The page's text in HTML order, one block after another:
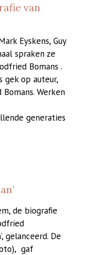
van
Eyskens, Guy
spraken ze
Bomans .
gek op auteur,
Werken
generaties
de biografie
gelanceerd. De
gaf